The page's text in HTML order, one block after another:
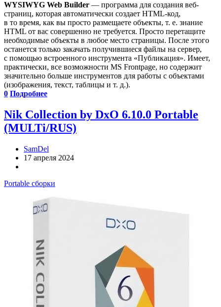
WYSIWYG Web Builder — программа для создания веб-
страниц, которая автоматически создает HTML-код,
в то время, как вы просто размещаете объекты, т. е. знание
HTML от вас совершенно не требуется. Просто перетащите
необходимые объекты в любое место страницы. После этого
останется только закачать получившиеся файлы на сервер,
с помощью встроенного инструмента «Публикация». Имеет,
практически, все возможности MS Frontpage, но содержит
значительно больше инструментов для работы с объектами
(изображения, текст, таблицы и т. д.).
0 Подробнее
Nik Collection by DxO 6.10.0 Portable
(MULTi/RUS)
SamDel
17 апреля 2024
Portable сборки